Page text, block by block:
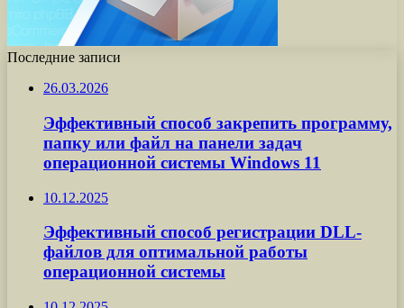
Последние записи
26.03.2026
Эффективный способ закрепить программу,
папку или файл на панели задач
операционной системы Windows 11
10.12.2025
Эффективный способ регистрации DLL-
файлов для оптимальной работы
операционной системы